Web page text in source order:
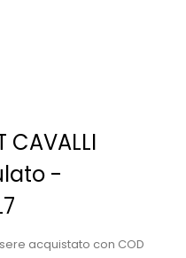
CAVALLI
-
acquistato con COD